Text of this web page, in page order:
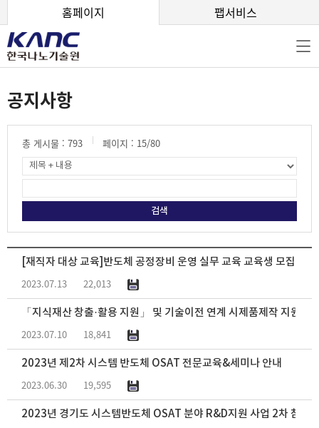
홈페이지 팹서비스
공지사항
총 게시물 : 793 페이지 : 15/80
[재직자 대상 교육]반도체 공정장비 운영 실무 교육 교육생 모집 안내
2023.07.13 22,013
「지식재산 창출·활용 지원」 및 기술이전 연계 시제품제작 지원 모
2023.07.10 18,841
2023년 제2차 시스템 반도체 OSAT 전문교육&세미나 안내
2023.06.30 19,595
2023년 경기도 시스템반도체 OSAT 분야 R&D지원 사업 2차 참여